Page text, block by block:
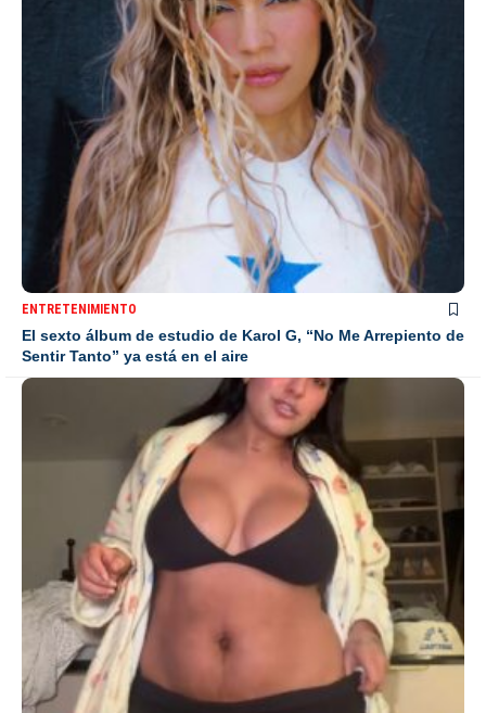
ENTRETENIMIENTO
El sexto álbum de estudio de Karol G, “No Me Arrepiento de
Sentir Tanto” ya está en el aire